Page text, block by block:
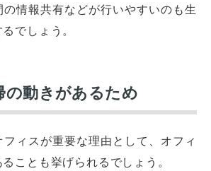
情報共有などが行いやすいのも生
でしょう。
の動きがあるため
ィスが重要な理由として、オフィ
ことも挙げられるでしょう。